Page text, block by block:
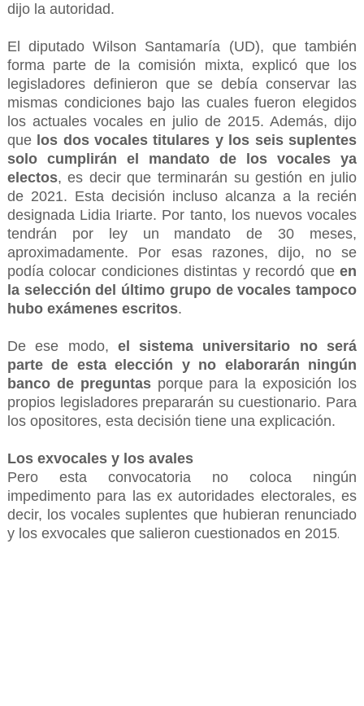
dijo la autoridad.
El diputado Wilson Santamaría (UD), que también
forma parte de la comisión mixta, explicó que los
legisladores definieron que se debía conservar las
mismas condiciones bajo las cuales fueron elegidos
los actuales vocales en julio de 2015. Además, dijo
que los dos vocales titulares y los seis suplentes
solo cumplirán el mandato de los vocales ya
electos, es decir que terminarán su gestión en julio
de 2021. Esta decisión incluso alcanza a la recién
designada Lidia Iriarte. Por tanto, los nuevos vocales
tendrán por ley un mandato de 30 meses,
aproximadamente. Por esas razones, dijo, no se
podía colocar condiciones distintas y recordó queen
la selección del último grupo de vocales tampoco
hubo exámenes escritos.
De ese modo, el sistema universitario no será
parte de esta elección y no elaborarán ningún
banco de preguntasporque para la exposición los
propios legisladores prepararán su cuestionario. Para
los opositores, esta decisión tiene una explicación.
Los exvocales y los avales
Pero esta convocatoria no coloca ningún
impedimento para las ex autoridades electorales, es
decir, los vocales suplentes que hubieran renunciado
y los exvocales que salieron cuestionados en 2015.